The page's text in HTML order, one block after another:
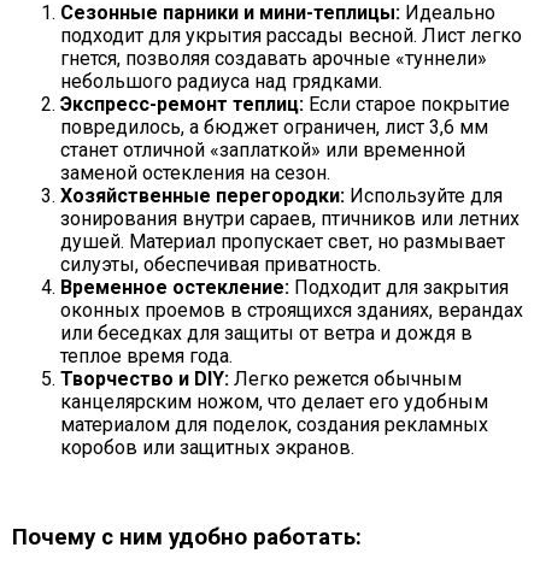
Сезонные парники и мини-теплицы: Идеально
подходит для укрытия рассады весной. Лист легко
гнется, позволяя создавать арочные «туннели»
небольшого радиуса над грядками.
Экспресс-ремонт теплиц: Если старое покрытие
повредилось, а бюджет ограничен, лист 3,6 мм
станет отличной «заплаткой» или временной
заменой остекления на сезон.
Хозяйственные перегородки: Используйте для
зонирования внутри сараев, птичников или летних
душей. Материал пропускает свет, но размывает
силуэты, обеспечивая приватность.
Временное остекление: Подходит для закрытия
оконных проемов в строящихся зданиях, верандах
или беседках для защиты от ветра и дождя в
теплое время года.
Творчество и DIY: Легко режется обычным
канцелярским ножом, что делает его удобным
материалом для поделок, создания рекламных
коробов или защитных экранов.
Почему с ним удобно работать: